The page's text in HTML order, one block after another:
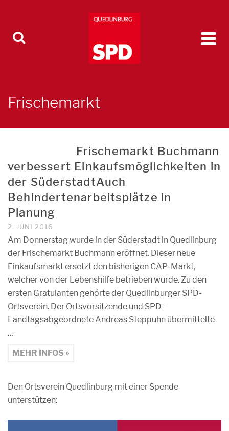
Frischemarkt
Frischemarkt Buchmann
verbessert Einkaufsmöglichkeiten in
der SüderstadtAuch
Behindertenarbeitsplätze in
Planung
2. JUNI 2016
Am Donnerstag wurde in der Süderstadt in Quedlinburg
der Frischemarkt Buchmann eröffnet. Dieser neue
Einkaufsmarkt ersetzt den bisherigen CAP-Markt,
welcher von der Lebenshilfe betrieben wurde. Zu den
ersten Gratulanten gehörte der Quedlinburger SPD-
Ortsverein. Der Ortsvorsitzende und SPD-
Landtagsabgeordnete Andreas Steppuhn übermittelte
…
MEHR INFOS »
Den Ortsverein Quedlinburg mit einer Spende
unterstützen: